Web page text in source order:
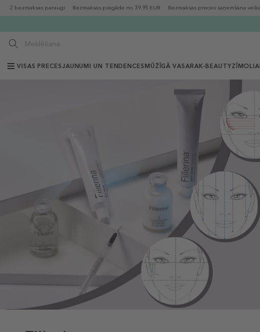
2 bezmaksas paraugi Bezmaksas piegāde no 39.95 EUR Bezmaksas preces saņemšana
VISAS PRECESJAUNUMI UN TENDENCES MŪŽĪGĀ VASARAK-BEAUTYZĪMOLI